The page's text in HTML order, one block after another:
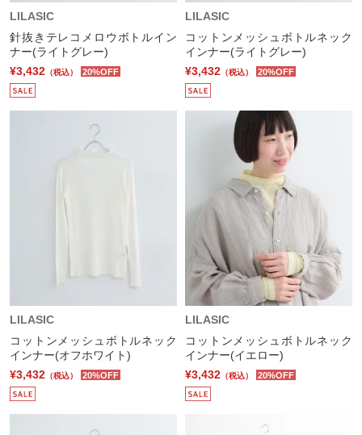
LILASIC
針抜きテレコメロウボトルイン
ナー(ライトグレー)
¥3,432 （税込） 20%OFF
LILASIC
コットンメッシュボトルネック
インナー(ライトグレー)
¥3,432 （税込） 20%OFF
LILASIC
コットンメッシュボトルネック
インナー(オフホワイト)
¥3,432 （税込） 20%OFF
LILASIC
コットンメッシュボトルネック
インナー(イエロー)
¥3,432 （税込） 20%OFF